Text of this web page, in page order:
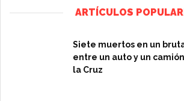
ARTÍCULOS
Siete muertos en un
entre un auto y un
la Cruz